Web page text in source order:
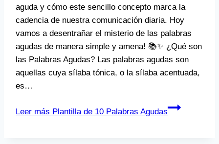
aguda y cómo este sencillo concepto marca la
cadencia de nuestra comunicación diaria. Hoy
vamos a desentrañar el misterio de las palabras
agudas de manera simple y amena! 📚✨ ¿Qué son
las Palabras Agudas? Las palabras agudas son
aquellas cuya sílaba tónica, o la sílaba acentuada,
es…
Leer más Plantilla de 10 Palabras Agudas